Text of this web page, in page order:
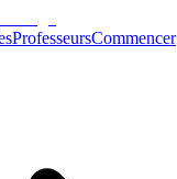
ProfesseursCommencer